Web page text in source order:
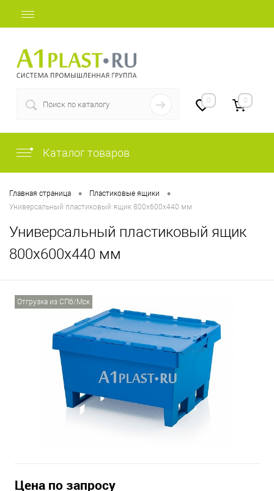
0 0
Каталог товаров
Главная страница • Пластиковые ящики •
Универсальный пластиковый ящик 800х600х440 мм
Универсальный пластиковый ящик
800х600х440 мм
Отгрузка из СПб/Мск
Цена по запросу